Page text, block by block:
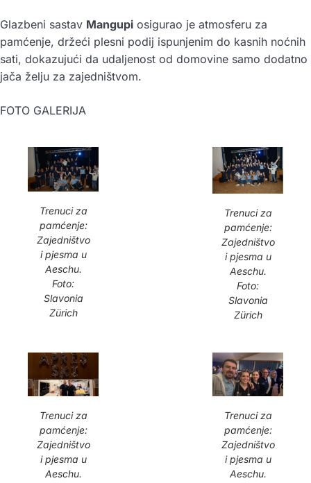
Glazbeni sastav Mangupi osigurao je atmosferu za
pamćenje, držeći plesni podij ispunjenim do kasnih noćnih
sati, dokazujući da udaljenost od domovine samo dodatno
jača želju za zajedništvom.
FOTO GALERIJA
Trenuci za
pamćenje:
Zajedništvo
i pjesma u
Aeschu.
Foto:
Slavonia
Zürich
Trenuci za
pamćenje:
Zajedništvo
i pjesma u
Aeschu.
Foto:
Slavonia
Zürich
Trenuci za
pamćenje:
Zajedništvo
i pjesma u
Aeschu.
Trenuci za
pamćenje:
Zajedništvo
i pjesma u
Aeschu.